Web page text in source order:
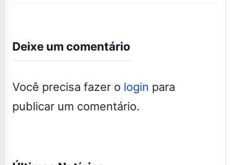
Deixe um comentário
Você precisa fazer o login para
publicar um comentário.